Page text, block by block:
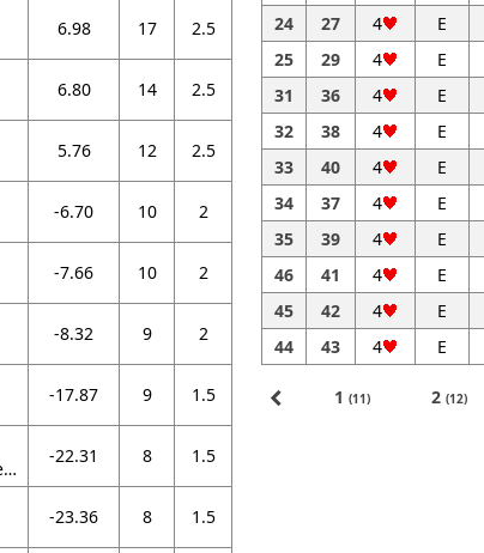
6.98 17 2.5
6.80 14 2.5
5.76 12 2.5
-6.70 10 2
-7.66 10 2
-8.32 9 2
-17.87 9 1.5
-22.31 8 1.5
-23.36 8 1.5
24
27 4 E
25
29 4 E
31
36 4 E
32
38 4 E
33
40 4 E
34
37 4 E
35
39 4 E
46
41 4 E
45
42 4 E
44
43 4 E
navigate_before 1 (11) 2 (12)